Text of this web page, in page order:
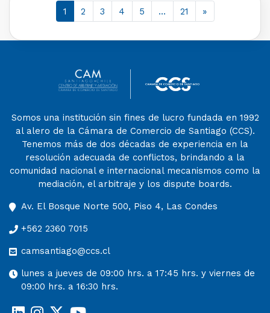
1 2 3 4 5 … 21 »
Somos una institución sin fines de lucro fundada en 1992
al alero de la Cámara de Comercio de Santiago (CCS).
Tenemos más de dos décadas de experiencia en la
resolución adecuada de conflictos, brindando a la
comunidad nacional e internacional mecanismos como la
mediación, el arbitraje y los dispute boards.
Av. El Bosque Norte 500, Piso 4, Las Condes
+562 2360 7015
camsantiago@ccs.cl
lunes a jueves de 09:00 hrs. a 17:45 hrs. y viernes de
09:00 hrs. a 16:30 hrs.